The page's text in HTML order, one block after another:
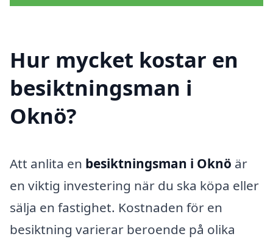
Hur mycket kostar en
besiktningsman i
Oknö?
Att anlita en besiktningsman i Oknö är
en viktig investering när du ska köpa eller
sälja en fastighet. Kostnaden för en
besiktning varierar beroende på olika